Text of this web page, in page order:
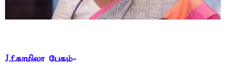
J.f.காமிலா பேகம்-